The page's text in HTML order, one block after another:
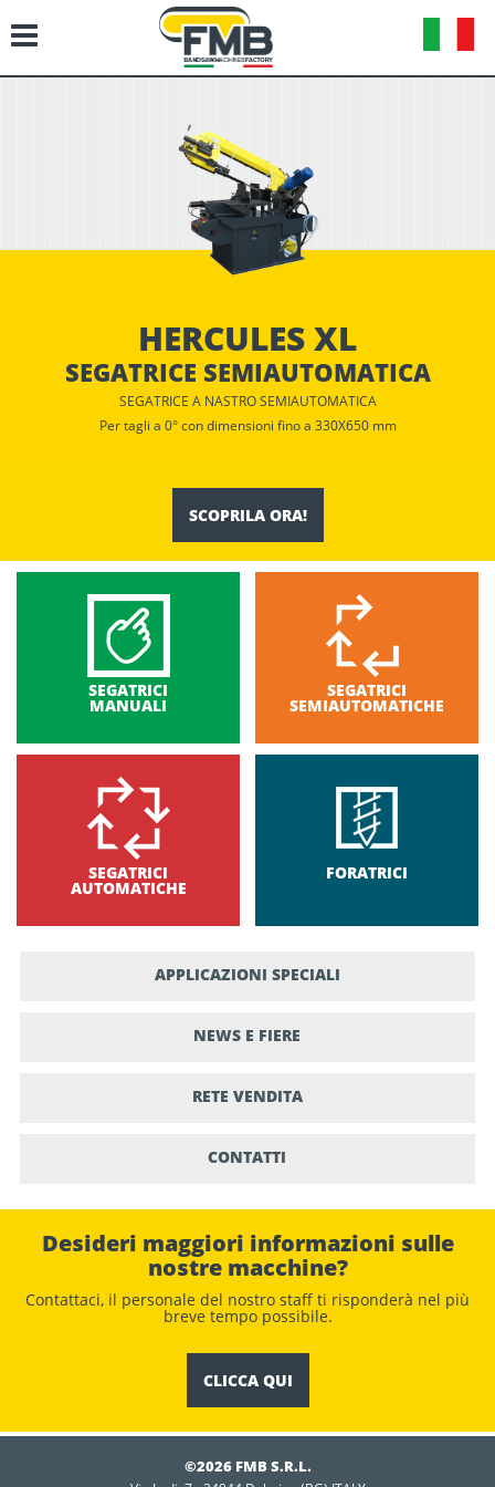
HERCULES XL
SEGATRICE SEMIAUTOMATICA
SEGATRICE A NASTRO SEMIAUTOMATICA
Per tagli a 0° con dimensioni fino a 330X650 mm
SCOPRILA ORA!
SEGATRICI
MANUALI
SEGATRICI
SEMIAUTOMATICHE
SEGATRICI
AUTOMATICHE
FORATRICI
APPLICAZIONI SPECIALI
NEWS E FIERE
RETE VENDITA
CONTATTI
Desideri maggiori informazioni sulle
nostre macchine?
Contattaci, il personale del nostro staﬀ ti risponderà nel più
breve tempo possibile.
CLICCA QUI
©2026 FMB S.R.L.